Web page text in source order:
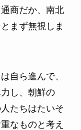
商だか、南北
まず無視しま
自ら進んで、
し、朝鮮の
たちはたいそ
なものと考え